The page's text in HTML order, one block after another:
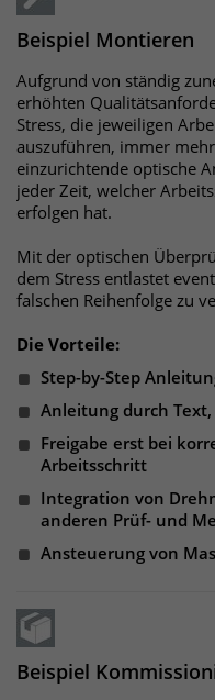
Beispiel Montieren
Aufgrund von ständig
erhöhten
Stress, die jeweiligen
auszuführen, immer
einzurichtende optische
jeder Zeit, welcher
erfolgen hat.
Mit der optischen
dem Stress entlastet
falschen Reihenfolge zu
Die Vorteile:
Step-by-Step
Anleitung durch
Freigabe erst bei
Arbeitsschritt
Integration von
anderen Prüf- und
Ansteuerung von
Beispiel